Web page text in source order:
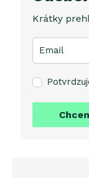
Krátky